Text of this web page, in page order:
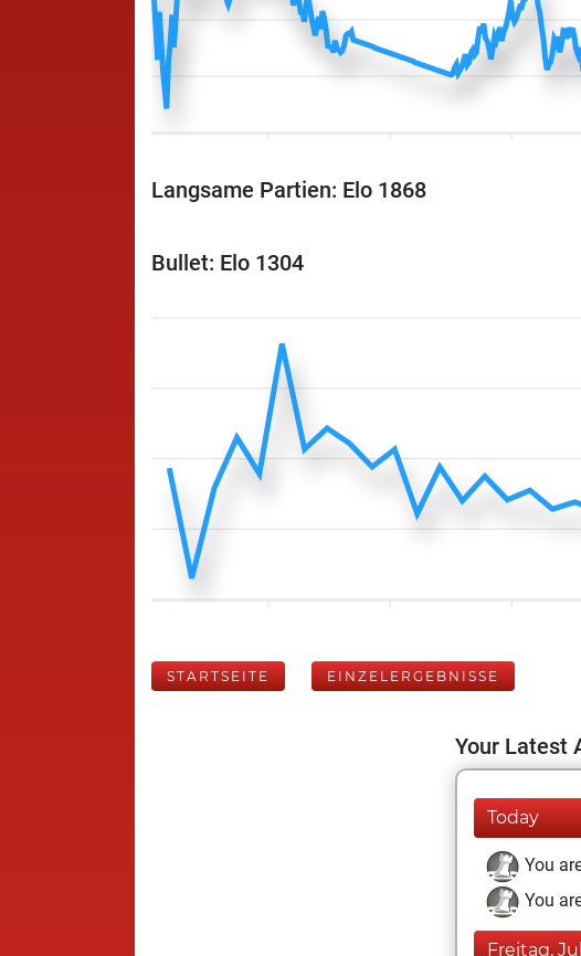
Langsame Partien: Elo 1868
Bullet: Elo 1304
STARTSEITE EINZELERGEBNISSE
Your Latest
Today
You
You
Freitag,